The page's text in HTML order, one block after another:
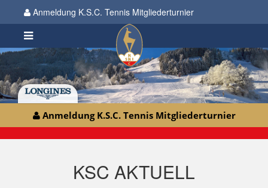
Anmeldung K.S.C. Tennis Mitgliederturnier
Anmeldung K.S.C. Tennis Mitgliederturnier
KSC AKTUELL